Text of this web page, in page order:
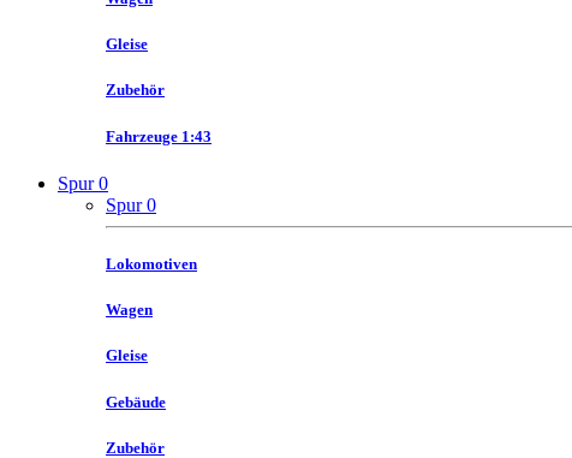
Gleise
Zubehör
Fahrzeuge 1:43
Spur 0
Spur 0
Lokomotiven
Wagen
Gleise
Gebäude
Zubehör